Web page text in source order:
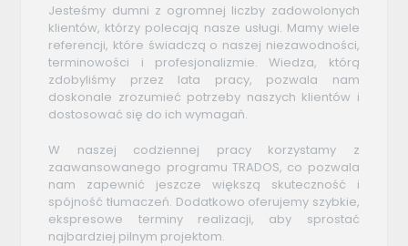
Jesteśmy dumni z ogromnej liczby zadowolonych
klientów, którzy polecają nasze usługi. Mamy wiele
referencji, które świadczą o naszej niezawodności,
terminowości i profesjonalizmie. Wiedza, którą
zdobyliśmy przez lata pracy, pozwala nam
doskonale zrozumieć potrzeby naszych klientów i
dostosować się do ich wymagań.
W naszej codziennej pracy korzystamy z
zaawansowanego programu TRADOS, co pozwala
nam zapewnić jeszcze większą skuteczność i
spójność tłumaczeń. Dodatkowo oferujemy szybkie,
ekspresowe terminy realizacji, aby sprostać
najbardziej pilnym projektom.